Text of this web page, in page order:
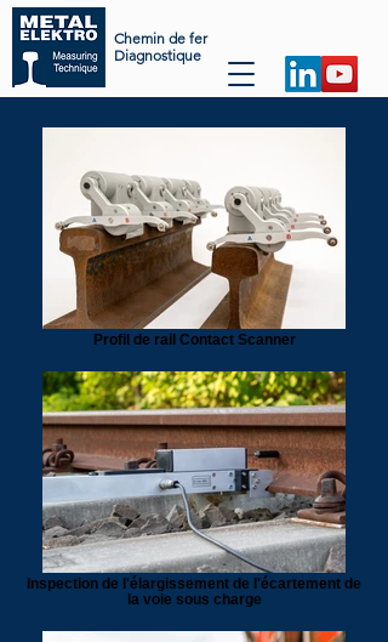
Chemin de fer
Diagnostique
Profil de rail Contact Scanner
Inspection de l'élargissement de l'écartement de
la voie sous charge